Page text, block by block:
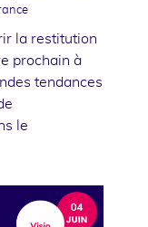
la restitution
prochain à
tendances
le